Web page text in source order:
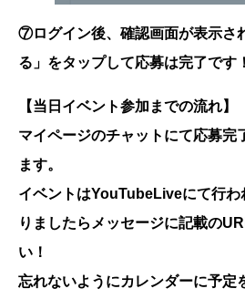
⑦ログイン後、確認画面が表示さ
る」をタップして応募は完了です！
【当日イベント参加までの流れ】
マイページのチャットにて応募完
ます。
イベントはYouTubeLiveにて行わ
りましたらメッセージに記載の
い！
忘れないようにカレンダーに予定